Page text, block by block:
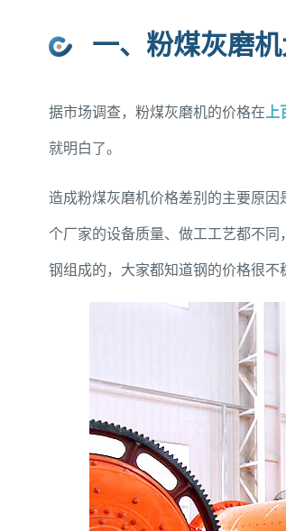
一、粉煤灰磨机
据市场调查，粉煤灰磨机的价格在上
就明白了。
造成粉煤灰磨机价格差别的主要原
个厂家的设备质量、做工工艺都不
钢组成的，大家都知道钢的价格很不